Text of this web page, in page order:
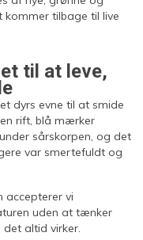
kommer tilbage til live
til at leve,
dyrs evne til at smide
rift, blå mærker
sårskorpen, og det
var smertefuldt og
accepterer vi
uden at tænker
det altid virker.